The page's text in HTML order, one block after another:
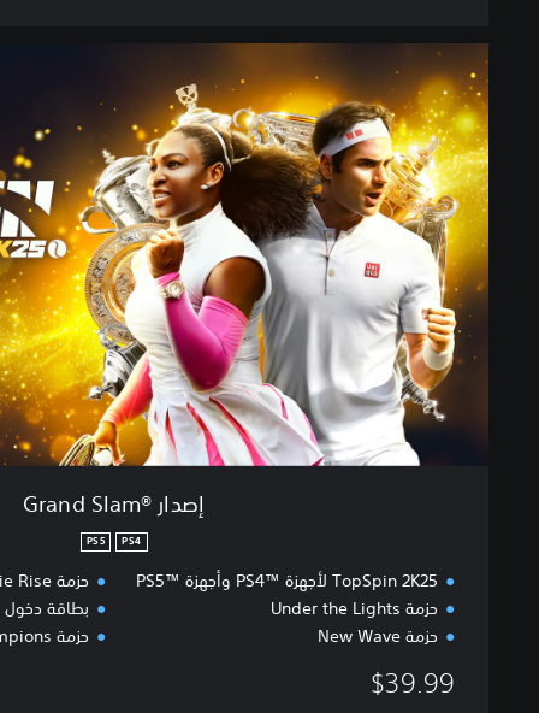
إ
ص
د
ا
ر
®
G
a
n
d
إصدار ®Grand Slam
PS4
PS5
TopSpin 2K25 لأجهزة ™PS4 وأجهزة ™PS5
حزمة Under the Lights
حزمة New Wave
حزمة Rookie Rise
بطاقة دخول
حزمة Grand Slam® Champions
$39.99